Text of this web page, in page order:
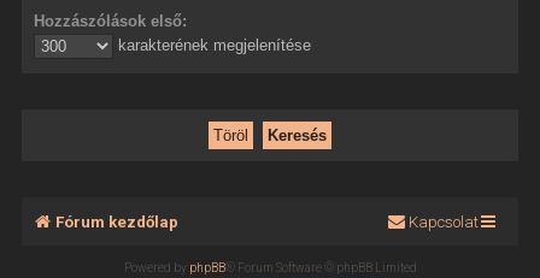
Hozzászólások első:
karakterének megjelenítése
Fórum kezdőlap Kapcsolat
Powered by phpBB® Forum Software © phpBB Limited